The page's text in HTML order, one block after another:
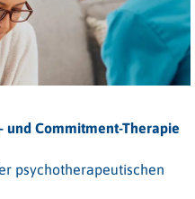
und Commitment-Therapie
psychotherapeutischen